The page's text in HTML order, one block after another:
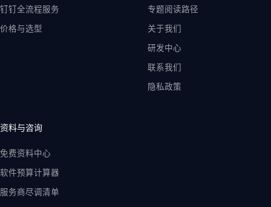
钉钉全流程服务
价格与选型
专题阅读路径
关于我们
研发中心
联系我们
隐私政策
资料与咨询
免费资料中心
软件预算计算器
服务商尽调清单